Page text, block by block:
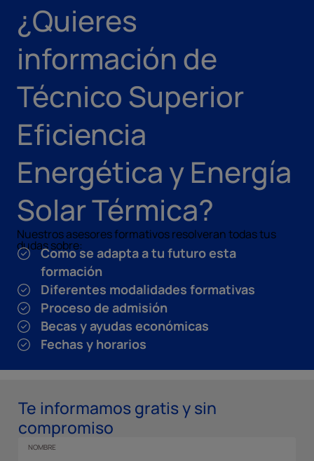
¿Quieres
información de
Técnico Superior
Eficiencia
Energética y Energía
Solar Térmica?
Nuestros asesores formativos resolveran todas tus
dudas sobre:
Como se adapta a tu futuro esta
formación
Diferentes modalidades formativas
Proceso de admisión
Becas y ayudas económicas
Fechas y horarios
Te informamos gratis y sin
compromiso
NOMBRE